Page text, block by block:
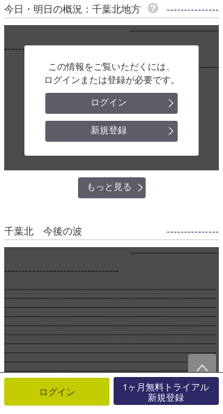
今日・明日の概況：千葉北地方 ---------------
この情報をご覧いただくには、
ログインまたは登録が必要です。
ログイン
新規登録
--------------------------------
-----------
--------------------------------
もっと見る
千葉北 今後の波 ---------------
--------------------------------
---------------------------------
----------------------------------------------------------------------------
----------------------------------------------------------------------------
----------------------------------------------------------------------------
----------------------------------------------------------------------------
----------------------------------------------------------------------------
----------------------------------------------------------------------------
----------------------------------------------------------------------------
----------------------------------------------------------------------------
----------------------------------------------------------------------------
----------------------------------------------------------------------------
----------------------------------------------------------------------------
----------------------------------------------------------------------------
----------------------------------------------------------------------------
----------------------------------------------------------------------------
ログイン 1ヶ月無料トライアル
新規登録